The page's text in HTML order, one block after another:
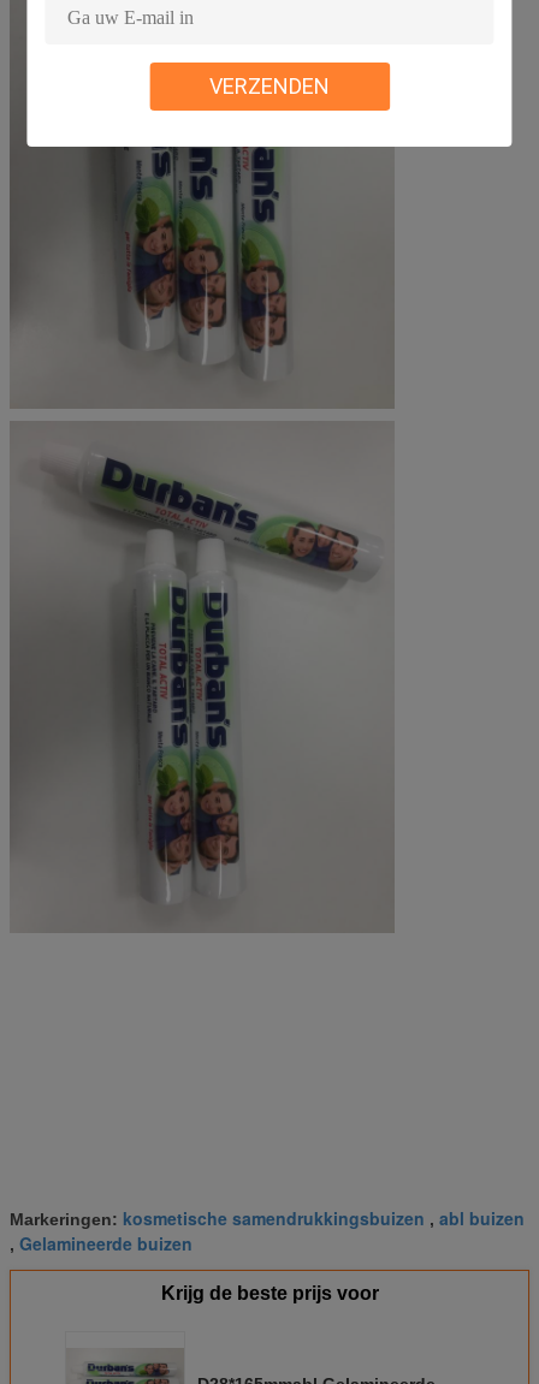
VERZENDEN
Markeringen: kosmetische samendrukkingsbuizen , abl buizen
, Gelamineerde buizen
Krijg de beste prijs voor